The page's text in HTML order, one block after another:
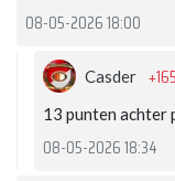
08-05-2026 18:00
Casder
13 punten achter
08-05-2026 18:34